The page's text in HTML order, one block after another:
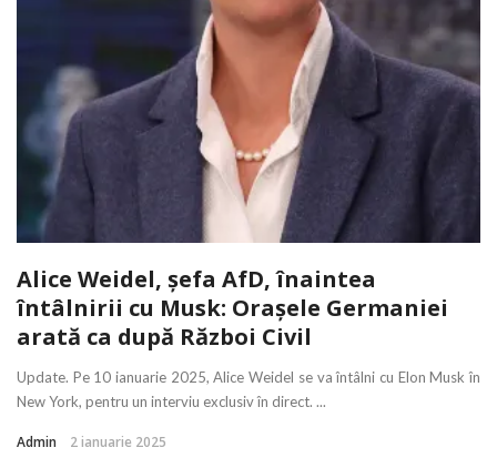
Alice Weidel, șefa AfD, înaintea
întâlnirii cu Musk: Orașele Germaniei
arată ca după Război Civil
Update. Pe 10 ianuarie 2025, Alice Weidel se va întâlni cu Elon Musk în
New York, pentru un interviu exclusiv în direct. ...
Admin 2 ianuarie 2025